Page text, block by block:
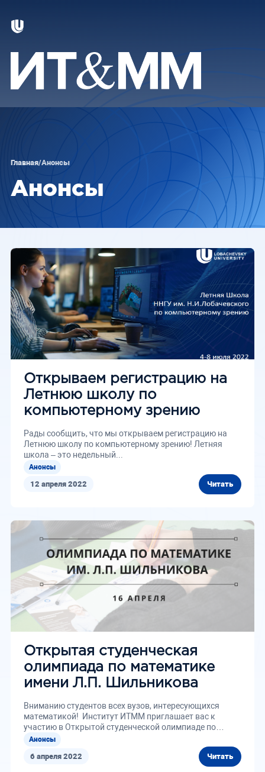
Главная/Анонсы
Анонсы
12 апреля 2022 Читать
Открываем регистрацию на
Летнюю школу по
компьютерному зрению
Рады сообщить, что мы открываем регистрацию на
Летнюю школу по компьютерному зрению! Летняя
школа – это недельный...
Анонсы
6 апреля 2022 Читать
Открытая студенческая
олимпиада по математике
имени Л.П. Шильникова
Вниманию студентов всех вузов, интересующихся
математикой! Институт ИТММ приглашает вас к
участию в Открытой студенческой олимпиаде по
математике...
Анонсы